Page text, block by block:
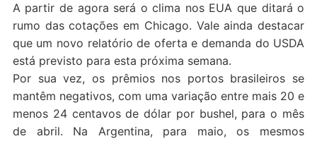
A partir de agora será o clima nos EUA que ditará o
rumo das cotações em Chicago. Vale ainda destacar
que um novo relatório de oferta e demanda do USDA
está previsto para esta próxima semana.
Por sua vez, os prêmios nos portos brasileiros se
mantêm negativos, com uma variação entre mais 20 e
menos 24 centavos de dólar por bushel, para o mês
de abril. Na Argentina, para maio, os mesmos